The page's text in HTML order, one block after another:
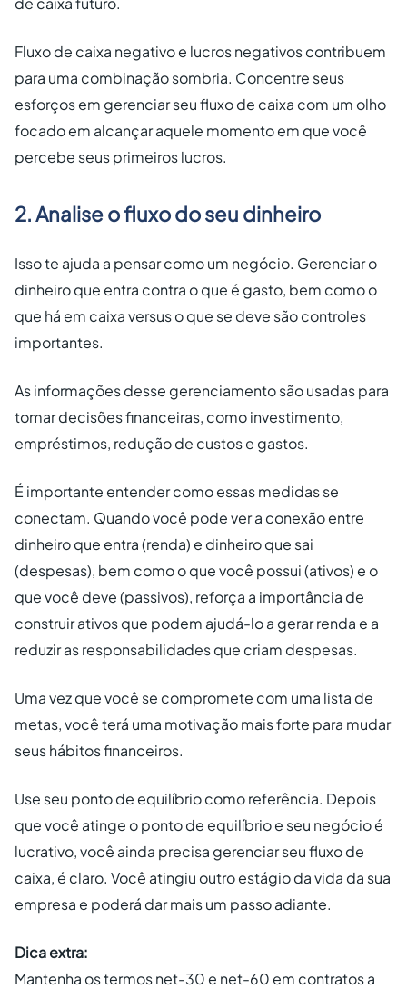
Fluxo de caixa negativo e lucros negativos contribuem
para uma combinação sombria. Concentre seus
esforços em gerenciar seu fluxo de caixa com um olho
focado em alcançar aquele momento em que você
percebe seus primeiros lucros.
2. Analise o fluxo do seu dinheiro
Isso te ajuda a pensar como um negócio. Gerenciar o
dinheiro que entra contra o que é gasto, bem como o
que há em caixa versus o que se deve são controles
importantes.
As informações desse gerenciamento são usadas para
tomar decisões financeiras, como investimento,
empréstimos, redução de custos e gastos.
É importante entender como essas medidas se
conectam. Quando você pode ver a conexão entre
dinheiro que entra (renda) e dinheiro que sai
(despesas), bem como o que você possui (ativos) e o
que você deve (passivos), reforça a importância de
construir ativos que podem ajudá-lo a gerar renda e a
reduzir as responsabilidades que criam despesas.
Uma vez que você se compromete com uma lista de
metas, você terá uma motivação mais forte para mudar
seus hábitos financeiros.
Use seu ponto de equilíbrio como referência. Depois
que você atinge o ponto de equilíbrio e seu negócio é
lucrativo, você ainda precisa gerenciar seu fluxo de
caixa, é claro. Você atingiu outro estágio da vida da sua
empresa e poderá dar mais um passo adiante.
Dica extra:
Mantenha os termos net-30 e net-60 em contratos a